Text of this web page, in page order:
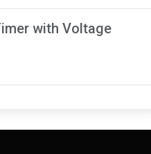
with Voltage